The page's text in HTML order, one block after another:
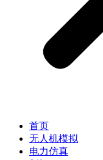
首页
无人机模拟
电力仿真